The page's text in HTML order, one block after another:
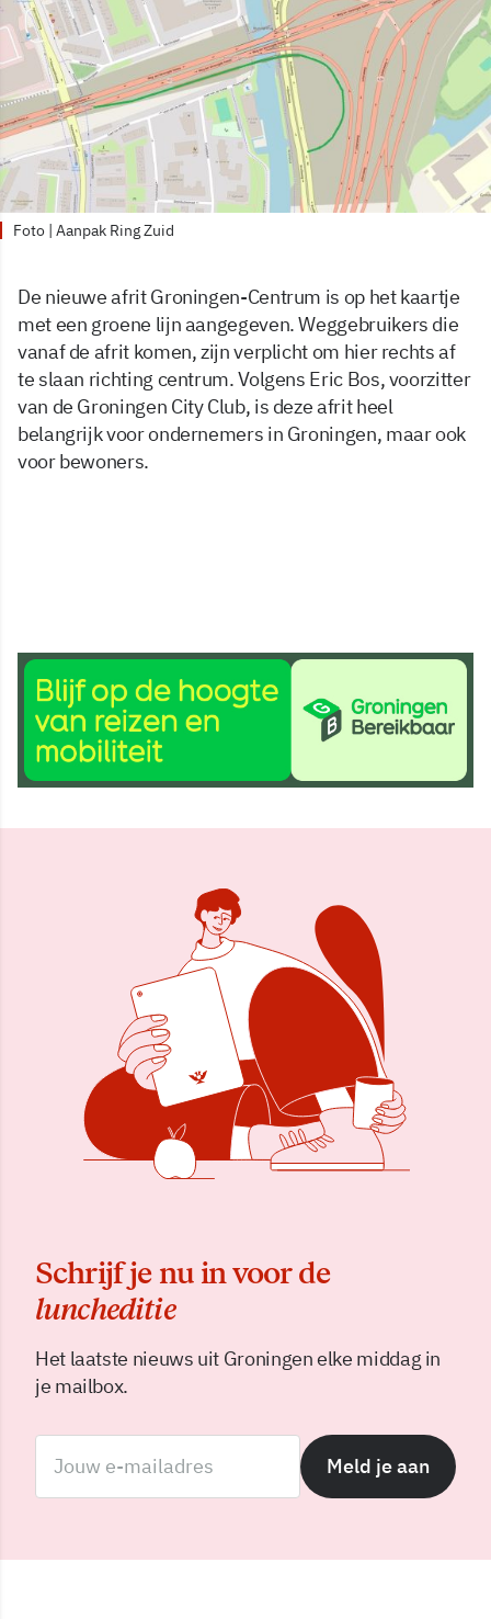
Foto | Aanpak Ring Zuid
De nieuwe afrit Groningen-Centrum is op het kaartje
met een groene lijn aangegeven. Weggebruikers die
vanaf de afrit komen, zijn verplicht om hier rechts af
te slaan richting centrum. Volgens Eric Bos, voorzitter
van de Groningen City Club, is deze afrit heel
belangrijk voor ondernemers in Groningen, maar ook
voor bewoners.
3 okt 2024, 15:16
Delen
Schrijf je nu in voor de
luncheditie
Het laatste nieuws uit Groningen elke middag in
je mailbox.
Meld je aan